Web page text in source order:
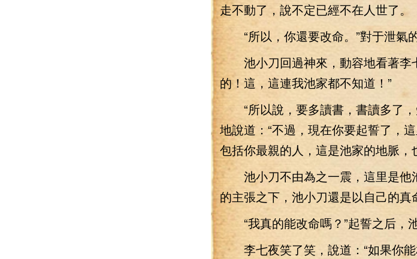
走不動了，說不定已經不在人世了。
“所以，你還要改命。”對于泄氣
池小刀回過神來，動容地看著李
的！這，這連我池家都不知道！”
“所以說，要多讀書，書讀多了，
地說道：“不過，現在你要起誓了，
包括你最親的人，這是池家的地脈，
池小刀不由為之一震，這里是他
的主張之下，池小刀還是以自己的真
“我真的能改命嗎？”起誓之后，池
李七夜笑了笑，說道：“如果你能